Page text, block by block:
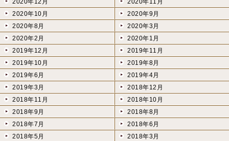
2020年12月
2020年11月
2020年10月
2020年9月
2020年8月
2020年3月
2020年2月
2020年1月
2019年12月
2019年11月
2019年10月
2019年8月
2019年6月
2019年4月
2019年3月
2018年12月
2018年11月
2018年10月
2018年9月
2018年8月
2018年7月
2018年6月
2018年5月
2018年3月